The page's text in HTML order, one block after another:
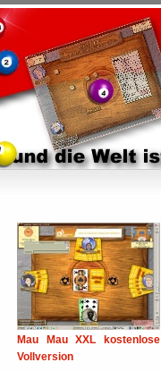
Mau Mau XXL kostenlose
Vollversion